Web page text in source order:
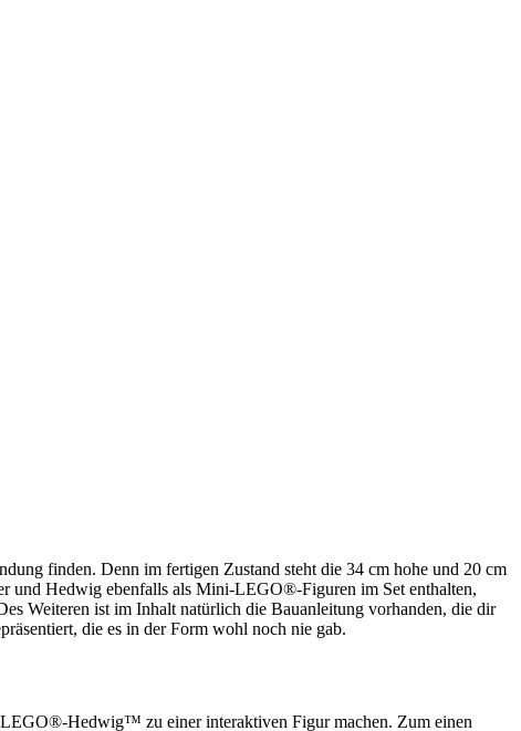
finden. Denn im fertigen Zustand steht die 34 cm hohe und 20 cm
und Hedwig ebenfalls als Mini-LEGO®-Figuren im Set enthalten,
Weiteren ist im Inhalt natürlich die Bauanleitung vorhanden, die dir
die es in der Form wohl noch nie gab.
LEGO®-Hedwig™ zu einer interaktiven Figur machen. Zum einen